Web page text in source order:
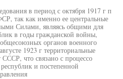
в период с октября 1917 г п
так как именно ее центральные
Силами, являясь общими для
в годы гражданской войны,
органов военного
1923 г территориальные
что связано с процессо
и постепенной